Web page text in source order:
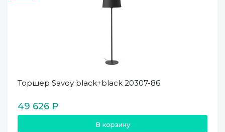
Торшер Savoy black+black 20307-86
49 626 ₽
В корзину